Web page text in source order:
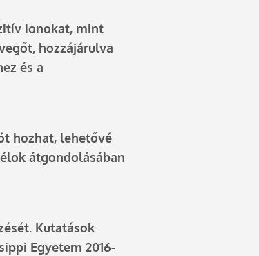
ionokat, mint
hozzájárulva
és a
hozhat, lehetővé
átgondolásában
Kutatások
Egyetem 2016-